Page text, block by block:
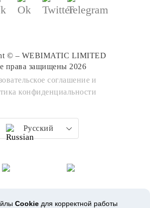
© – WEBIMATIC LIMITED
права защищены 2026
соглашение и
конфиденциальности
Русский
Cookie для корректной работы